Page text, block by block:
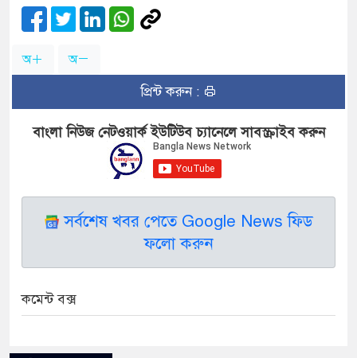
অ অ
প্রিন্ট করুন :
বাংলা নিউজ নেটওয়ার্ক ইউটিউব চ্যানেলে সাবস্ক্রাইব করুন
সর্বশেষ খবর পেতে Google News ফিড
ফলো করুন
কমেন্ট বক্স